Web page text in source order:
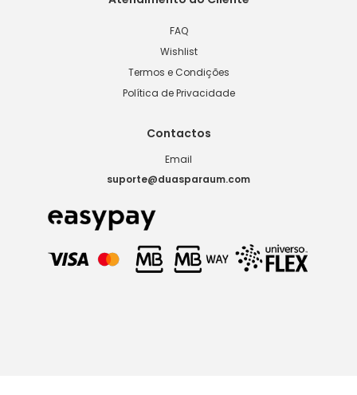
FAQ
Wishlist
Termos e Condições
Política de Privacidade
Contactos
Email
suporte@duasparaum.com